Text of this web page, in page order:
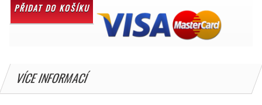
PŘIDAT DO KOŠÍKU
VÍCE INFORMACÍ